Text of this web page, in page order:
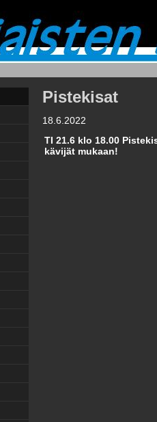
Pistekisat
18.6.2022
TI 21.6 klo 18.00
kävijät mukaan!